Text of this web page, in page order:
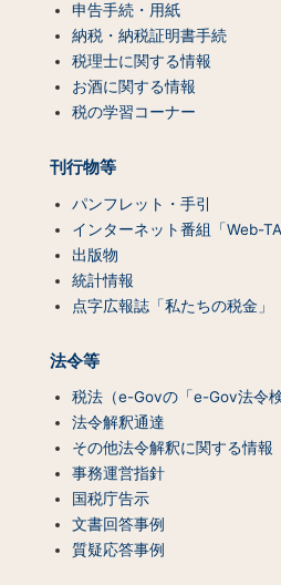
申告手続・用紙
納税・納税証明書手続
税理士に関する情報
お酒に関する情報
税の学習コーナー
刊行物等
パンフレット・手引
インターネット番組「Web-
出版物
統計情報
点字広報誌「私たちの税金」
法令等
税法（e-Govの「e-Gov法令
法令解釈通達
その他法令解釈に関する情報
事務運営指針
国税庁告示
文書回答事例
質疑応答事例